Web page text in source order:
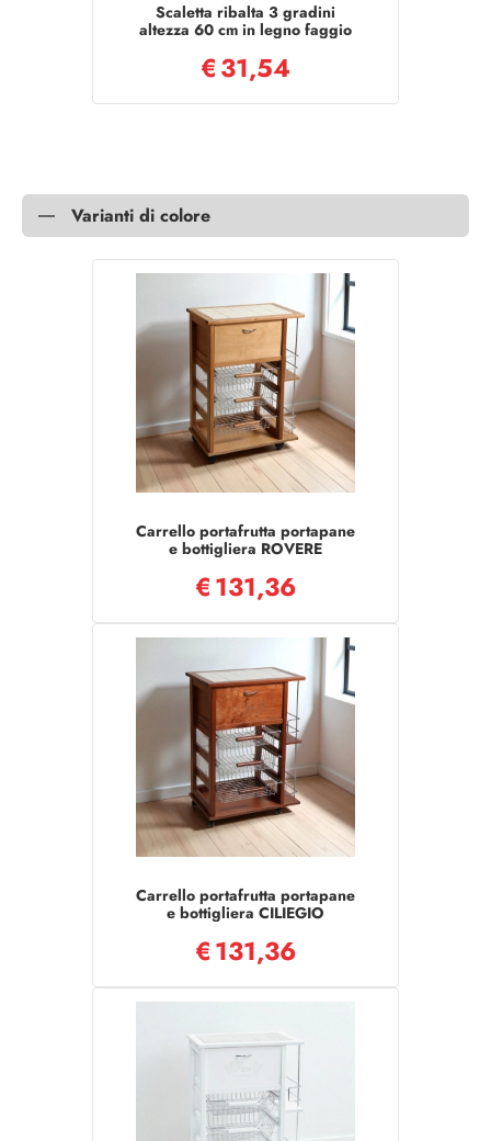
Scaletta ribalta 3 gradini
altezza 60 cm in legno faggio
€31,54
Varianti di colore
Carrello portafrutta portapane
e bottigliera ROVERE
€131,36
Carrello portafrutta portapane
e bottigliera CILIEGIO
€131,36